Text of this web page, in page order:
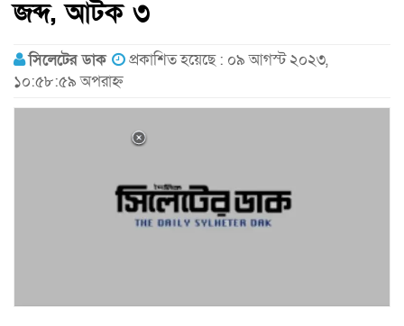
জব্দ, আটক ৩
সিলেটের ডাক
প্রকাশিত হয়েছে : ০৯ আগস্ট ২০২৩,
১০:৫৮:৫৯ অপরাহ্ন